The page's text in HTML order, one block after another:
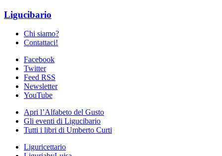
Ligucibario
Chi siamo?
Contattaci!
Facebook
Twitter
Feed RSS
Newsletter
YouTube
Apri l’Alfabeto del Gusto
Gli eventi di Ligucibario
Tutti i libri di Umberto Curti
Liguricettario